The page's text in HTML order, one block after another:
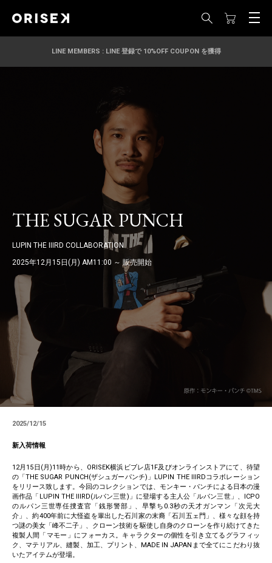
LINE MEMBERS : LINE 登録で 10%OFF COUPON を獲得
THE SUGAR PUNCH
LUPIN THE IIIRD COLLABORATION
2025年12月15日(月) AM11:00 ～ 販売開始
2025/12/15
新入荷情報
12月15日(月)11時から、ORISEK横浜ビブレ店1F及びオンラインストアにて、待望
の「THE SUGAR PUNCH(ザシュガーパンチ)」LUPIN THE IIIRDコラボレーション
をリリース致します。今回のコレクションでは、モンキー・パンチによる日本の漫
画作品「LUPIN THE IIIRD(ルパン三世)」に登場する主人公「ルパン三世」、ICPO
のルパン三世専任捜査官「銭形警部」、早撃ち0.3秒の天才ガンマン「次元大
介」、約400年前に大怪盗を輩出した石川家の末裔「石川五ェ門」、様々な顔を持
つ謎の美女「峰不二子」、クローン技術を駆使し自身のクローンを作り続けてきた
複製人間「マモー」にフォーカス。キャラクターの個性を引き立てるグラフィッ
ク、マテリアル、縫製、加工、プリント、MADE IN JAPANまで全てにこだわり抜
いたアイテムが登場。